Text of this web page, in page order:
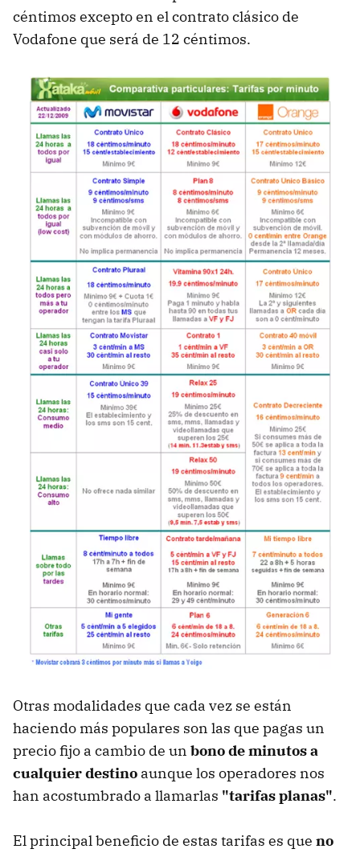
céntimos excepto en el contrato clásico de
Vodafone que será de 12 céntimos.
Otras modalidades que cada vez se están
haciendo más populares son las que pagas un
precio fijo a cambio de un bono de minutos a
cualquier destino aunque los operadores nos
han acostumbrado a llamarlas "tarifas planas".
El principal beneficio de estas tarifas es que no